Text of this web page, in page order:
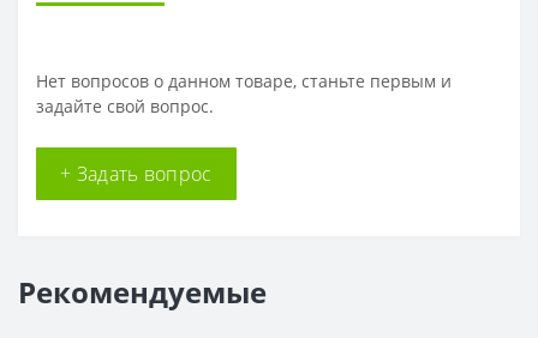
Нет вопросов о данном товаре, станьте первым и
задайте свой вопрос.
+ Задать вопрос
Рекомендуемые